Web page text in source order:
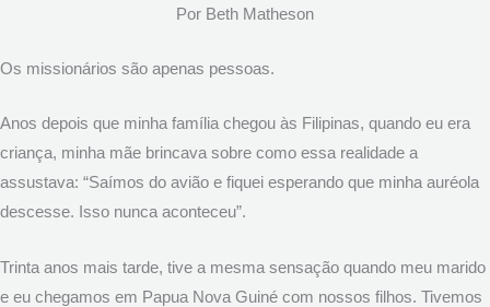
Por Beth Matheson
Os missionários são apenas pessoas.
Anos depois que minha família chegou às Filipinas, quando eu era
criança, minha mãe brincava sobre como essa realidade a
assustava: “Saímos do avião e fiquei esperando que minha auréola
descesse. Isso nunca aconteceu”.
Trinta anos mais tarde, tive a mesma sensação quando meu marido
e eu chegamos em Papua Nova Guiné com nossos filhos. Tivemos